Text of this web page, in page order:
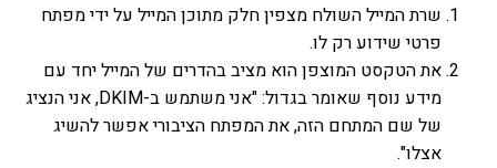
שרת המייל השולח מצפין חלק מתוכן המייל על ידי מפתח
פרטי שידוע רק לו.
את הטקסט המוצפן הוא מציב בהדרים של המייל יחד עם
מידע נוסף שאומר בגדול: "אני משתמש ב-DKIM, אני הנציג
של שם המתחם הזה, את המפתח הציבורי אפשר להשיג
אצלו".